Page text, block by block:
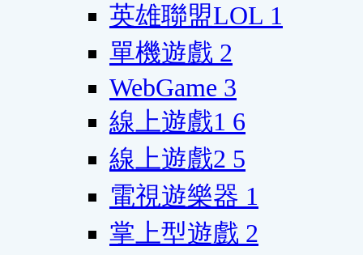
英雄聯盟LOL 1
單機遊戲 2
WebGame 3
線上遊戲1 6
線上遊戲2 5
電視遊樂器 1
掌上型遊戲 2